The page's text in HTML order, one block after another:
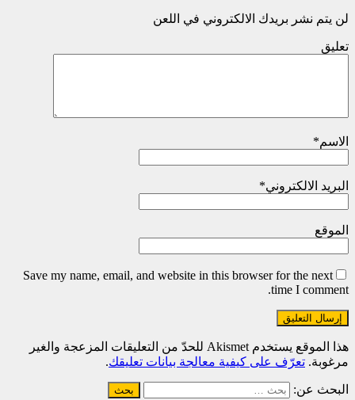
لن يتم نشر بريدك الالكتروني في اللعن
تعليق
الاسم*
البريد الالكتروني*
الموقع
Save my name, email, and website in this browser for the next
time I comment.
هذا الموقع يستخدم Akismet للحدّ من التعليقات المزعجة والغير
مرغوبة. تعرّف على كيفية معالجة بيانات تعليقك.
البحث عن: